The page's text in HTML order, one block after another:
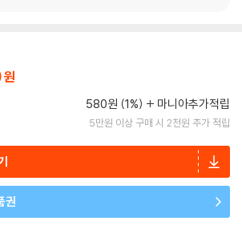
580원 (1%) 마니아추가적립
5만원 이상 구매 시 2천원 추가 적립
권